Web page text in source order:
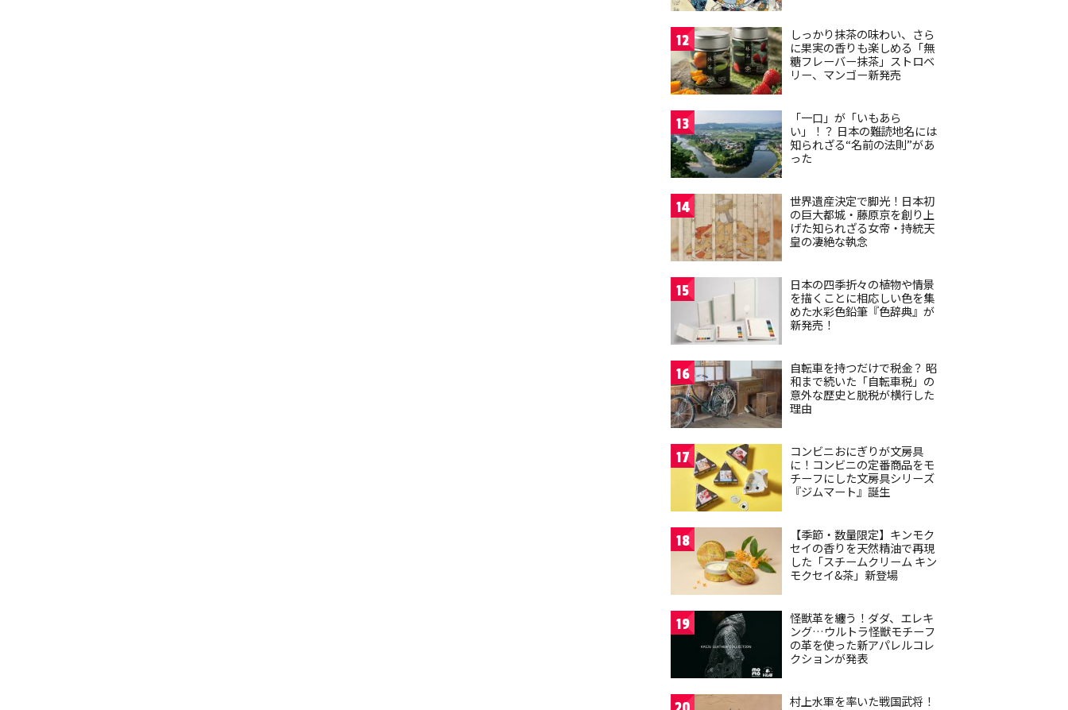
12
しっかり抹茶の味わい、さら
に果実の香りも楽しめる「無
糖フレーバー抹茶」ストロベ
リー、マンゴー新発売
13
「一口」が「いもあら
い」！？ 日本の難読地名には
知られざる“名前の法則”があ
った
14
世界遺産決定で脚光！日本初
の巨大都城・藤原京を創り上
げた知られざる女帝・持統天
皇の凄絶な執念
15
日本の四季折々の植物や情景
を描くことに相応しい色を集
めた水彩色鉛筆『色辞典』が
新発売！
16
自転車を持つだけで税金？ 昭
和まで続いた「自転車税」の
意外な歴史と脱税が横行した
理由
17
コンビニおにぎりが文房具
に！コンビニの定番商品をモ
チーフにした文房具シリーズ
『ジムマート』誕生
18
【季節・数量限定】キンモク
セイの香りを天然精油で再現
した「スチームクリーム キン
モクセイ&茶」新登場
19
怪獣革を纏う！ダダ、エレキ
ング…ウルトラ怪獣モチーフ
の革を使った新アパレルコレ
クションが発表
村上水軍を率いた戦国武将！